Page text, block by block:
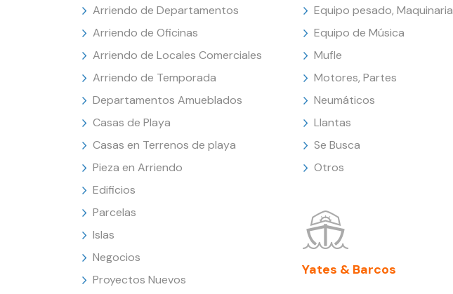
Arriendo de Departamentos
Arriendo de Oficinas
Arriendo de Locales Comerciales
Arriendo de Temporada
Departamentos Amueblados
Casas de Playa
Casas en Terrenos de playa
Pieza en Arriendo
Edificios
Parcelas
Islas
Negocios
Proyectos Nuevos
Equipo pesado, Maquinaria
Equipo de Música
Mufle
Motores, Partes
Neumáticos
Llantas
Se Busca
Otros
Yates & Barcos